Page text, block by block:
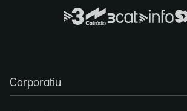
Corporatiu